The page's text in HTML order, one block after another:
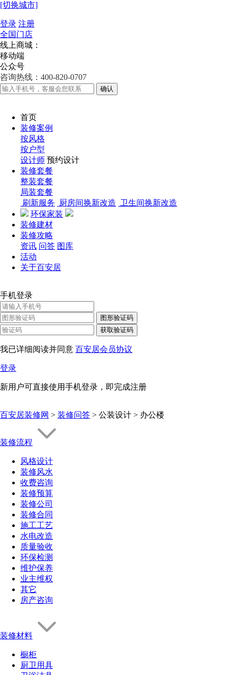
[切换城市]
登录 注册
全国门店
线上商城：
移动端
公众号
咨询热线：400-820-0707
确认
首页
装修案例
按风格
按户型
设计师 预约设计
装修套餐
整装套餐
局装套餐
刷新服务
厨房间换新改造 卫生间换新改造
环保家装
装修建材
装修攻略
资讯 问答 图库
活动
关于百安居
手机登录
图形验证码
获取验证码
我已详细阅读并同意 百安居会员协议
登录
新用户可直接使用手机登录，即完成注册
百安居装修网 > 装修问答 > 公装设计 > 办公楼
装修流程
风格设计
装修风水
收费咨询
装修预算
装修公司
装修合同
施工工艺
水电改造
质量验收
环保检测
维护保养
业主维权
其它
房产咨询
装修材料
橱柜
厨卫用具